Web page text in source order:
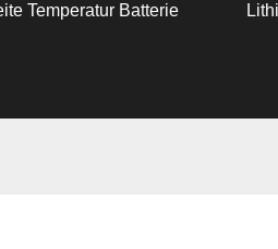
Temperatur Batterie